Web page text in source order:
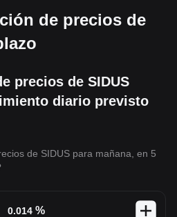
de precios de
precios de SIDUS
diario previsto
de SIDUS para mañana, en 5
%